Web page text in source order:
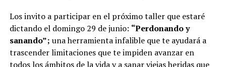
Los invito a participar en el próximo taller que estaré
dictando el domingo 29 de junio: “Perdonando y
sanando”; una herramienta infalible que te ayudará a
trascender limitaciones que te impiden avanzar en
todos los ámbitos de la vida y a sanar viejas heridas que